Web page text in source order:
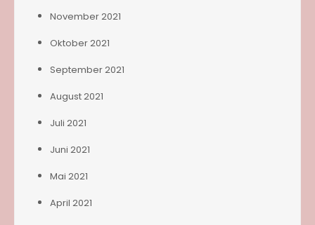
November 2021
Oktober 2021
September 2021
August 2021
Juli 2021
Juni 2021
Mai 2021
April 2021